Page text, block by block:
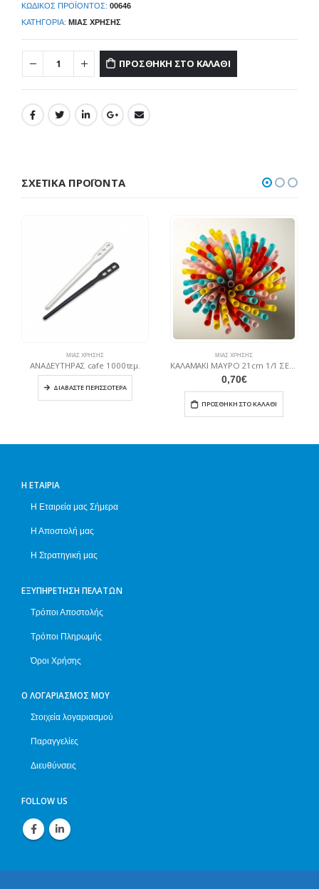
ΚΩΔΙΚΌΣ ΠΡΟΪΌΝΤΟΣ: 00646
ΚΑΤΗΓΟΡΊΑ: ΜΙΑΣ ΧΡΉΣΗΣ
ΠΡΟΣΘΉΚΗ ΣΤΟ ΚΑΛΆΘΙ
ΣΧΕΤΙΚΆ ΠΡΟΪΌΝΤΑ
ΜΙΑΣ ΧΡΉΣΗΣ
ΑΝΑΔΕΥΤΗΡΑΣ cafe 1000τεμ.
ΔΙΑΒΆΣΤΕ ΠΕΡΙΣΣΌΤΕΡΑ
ΜΙΑΣ ΧΡΉΣΗΣ
ΚΑΛΑΜΑΚΙ ΜΑΥΡΟ 21cm 1/1 ΣΕΛΟΦΑΝ 100τεμ
0,70€
ΠΡΟΣΘΉΚΗ ΣΤΟ ΚΑΛΆΘΙ
Η ΕΤΑΙΡΊΑ
Η Εταιρεία μας Σήμερα
Η Αποστολή μας
Η Στρατηγική μας
ΕΞΥΠΗΡΈΤΗΣΗ ΠΕΛΑΤΏΝ
Τρόποι Αποστολής
Τρόποι Πληρωμής
Όροι Χρήσης
Ο ΛΟΓΑΡΙΑΣΜΌΣ ΜΟΥ
Στοιχεία λογαριασμού
Παραγγελίες
Διευθύνσεις
FOLLOW US